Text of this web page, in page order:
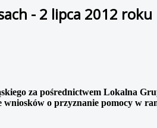
- 2 lipca 2012 roku
za pośrednictwem Lokalna
wniosków o przyznanie pomocy w